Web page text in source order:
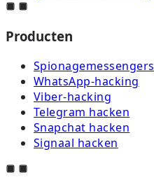
Producten
Spionagemessengers
WhatsApp-hacking
Viber-hacking
Telegram hacken
Snapchat hacken
Signaal hacken